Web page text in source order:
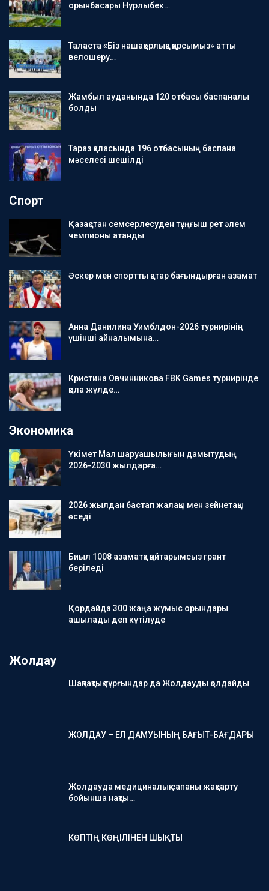
орынбасары Нұрлыбек…
Таласта «Біз нашақорлыққа қарсымыз» атты
велошеру…
Жамбыл ауданында 120 отбасы баспаналы
болды
Тараз қаласында 196 отбасының баспана
мәселесі шешілді
Спорт
Қазақстан семсерлесуден тұңғыш рет әлем
чемпионы атанды
Әскер мен спортты қатар бағындырған азамат
Анна Данилина Уимблдон-2026 турнирінің
үшінші айналымына…
Кристина Овчинникова FBK Games турнирінде
қола жүлде…
Экономика
Үкімет Мал шаруашылығын дамытудың
2026-2030 жылдарға…
2026 жылдан бастап жалақы мен зейнетақы
өседі
Биыл 1008 азаматқа қайтарымсыз грант
беріледі
Қордайда 300 жаңа жұмыс орындары
ашылады деп күтілуде
Жолдау
Шақпақтық тұрғындар да Жолдауды қолдайды
ЖОЛДАУ – ЕЛ ДАМУЫНЫҢ БАҒЫТ-БАҒДАРЫ
Жолдауда медициналық сапаны жақсарту
бойынша нақты…
КӨПТІҢ КӨҢІЛІНЕН ШЫҚТЫ